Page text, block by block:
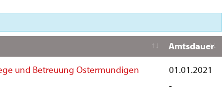
Amtsdauer
und Betreuung Ostermundigen
01.01.2021
-